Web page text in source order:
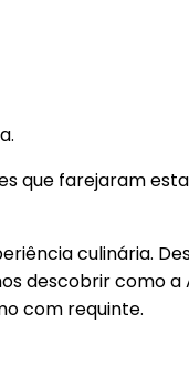
que farejaram
culinária.
descobrir como
com requinte.